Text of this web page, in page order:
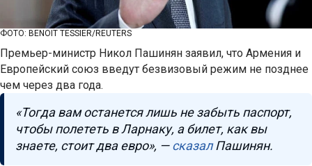
ФОТО: BENOIT TESSIER/REUTERS
Премьер-министр Никол Пашинян заявил, что Армения и
Европейский союз введут безвизовый режим не позднее
чем через два года.
«Тогда вам останется лишь не забыть паспорт,
чтобы полететь в Ларнаку, а билет, как вы
знаете, стоит два евро», —сказалПашинян.